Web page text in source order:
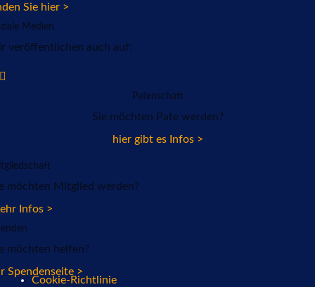
Sie hier >
Medien
veröffentlichen auch auf:
Patenschaft
Sie möchten Pate werden?
hier gibt es Infos >
möchten Mitglied werden?
Infos >
möchten helfen?
Spendenseite >
Cookie-Richtlinie